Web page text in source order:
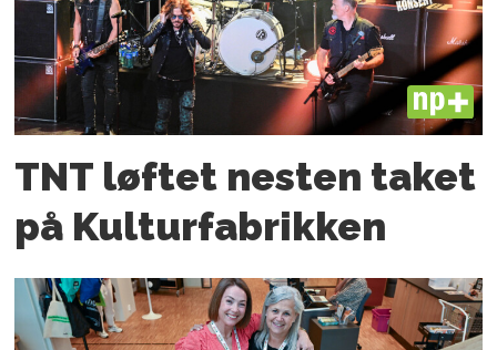
PLUS
TNT løftet nesten taket
på Kulturfabrikken